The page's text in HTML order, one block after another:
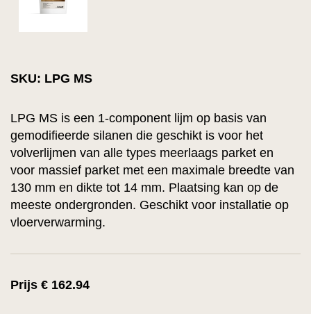
SKU: LPG MS
LPG MS is een 1-component lijm op basis van
gemodifieerde silanen die geschikt is voor het
volverlijmen van alle types meerlaags parket en
voor massief parket met een maximale breedte van
130 mm en dikte tot 14 mm. Plaatsing kan op de
meeste ondergronden. Geschikt voor installatie op
vloerverwarming.
Prijs € 162.94